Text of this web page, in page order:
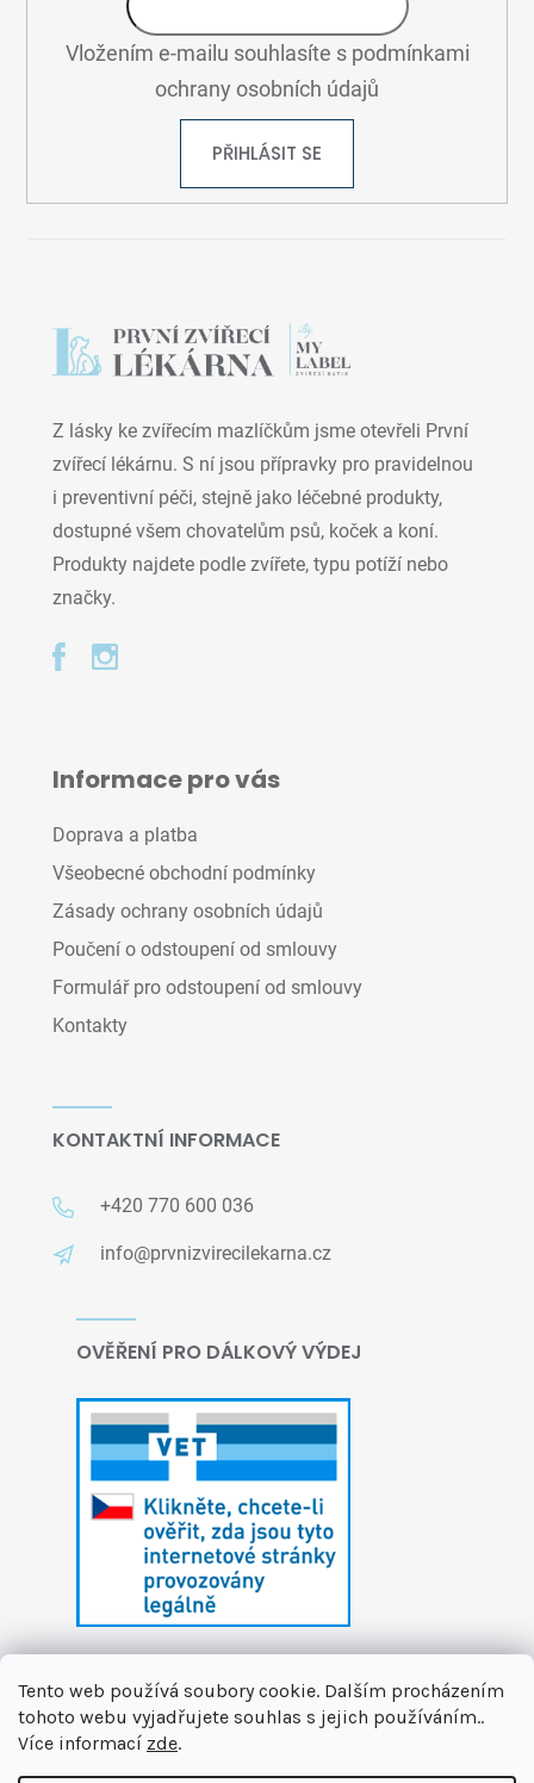
Tento web používá soubory cookie. Dalším procházením
tohoto webu vyjadřujete souhlas s jejich používáním..
Více informací zde.
Vložením e-mailu souhlasíte s podmínkami
ochrany osobních údajů
PŘIHLÁSIT SE
Z lásky ke zvířecím mazlíčkům jsme otevřeli První
zvířecí lékárnu. S ní jsou přípravky pro pravidelnou
i preventivní péči, stejně jako léčebné produkty,
dostupné všem chovatelům psů, koček a koní.
Produkty najdete podle zvířete, typu potíží nebo
značky.
Informace pro vás
Doprava a platba
Všeobecné obchodní podmínky
Zásady ochrany osobních údajů
Poučení o odstoupení od smlouvy
Formulář pro odstoupení od smlouvy
Kontakty
KONTAKTNÍ INFORMACE
+420 770 600 036
info@prvnizvirecilekarna.cz
OVĚŘENÍ PRO DÁLKOVÝ VÝDEJ